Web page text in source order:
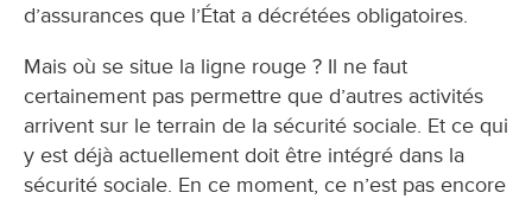
d’assurances que l’État a décrétées obligatoires.
Mais où se situe la ligne rouge ? Il ne faut
certainement pas permettre que d’autres activités
arrivent sur le terrain de la sécurité sociale. Et ce qui
y est déjà actuellement doit être intégré dans la
sécurité sociale. En ce moment, ce n’est pas encore